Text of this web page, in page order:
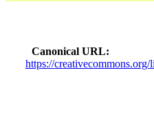
Canonical URL
https://creativecommons.org/